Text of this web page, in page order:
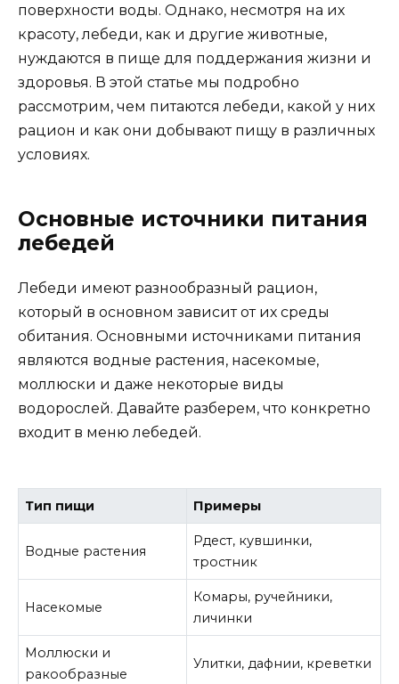
поверхности воды. Однако, несмотря на их
красоту, лебеди, как и другие животные,
нуждаются в пище для поддержания жизни и
здоровья. В этой статье мы подробно
рассмотрим, чем питаются лебеди, какой у них
рацион и как они добывают пищу в различных
условиях.
Основные источники питания
лебедей
Лебеди имеют разнообразный рацион,
который в основном зависит от их среды
обитания. Основными источниками питания
являются водные растения, насекомые,
моллюски и даже некоторые виды
водорослей. Давайте разберем, что конкретно
входит в меню лебедей.
Тип пищи Примеры
Водные растения
Рдест, кувшинки,
тростник
Насекомые
Комары, ручейники,
личинки
Моллюски и
ракообразные
Улитки, дафнии, креветки